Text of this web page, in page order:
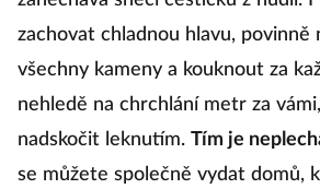
zachovat chladnou hlavu, povinně
všechny kameny a kouknout za
nehledě na chrchlání metr za
nadskočit leknutím. Tím je
se můžete společně vydat domů,